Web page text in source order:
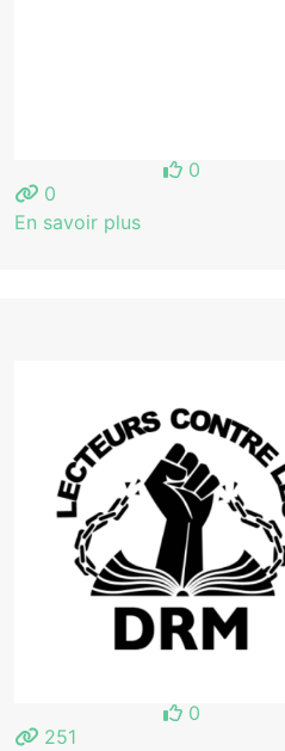
0
0
En savoir plus
0
251